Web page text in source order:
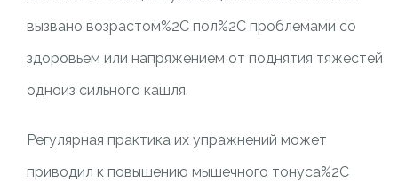
вызвано возрастом%2C пол%2C проблемами со
здоровьем или напряжением от поднятия тяжестей
одноиз сильного кашля.
Регулярная практика их упражнений может
приводил к повышению мышечного тонуса%2C